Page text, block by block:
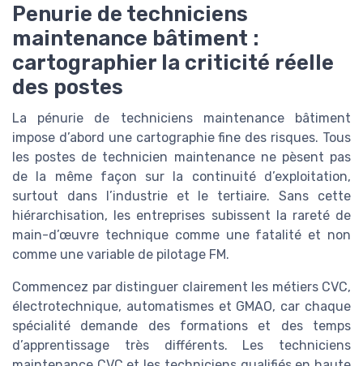
Penurie de techniciens
maintenance bâtiment :
cartographier la criticité réelle
des postes
La pénurie de techniciens maintenance bâtiment
impose d’abord une cartographie fine des risques. Tous
les postes de technicien maintenance ne pèsent pas
de la même façon sur la continuité d’exploitation,
surtout dans l’industrie et le tertiaire. Sans cette
hiérarchisation, les entreprises subissent la rareté de
main-d’œuvre technique comme une fatalité et non
comme une variable de pilotage FM.
Commencez par distinguer clairement les métiers CVC,
électrotechnique, automatismes et GMAO, car chaque
spécialité demande des formations et des temps
d’apprentissage très différents. Les techniciens